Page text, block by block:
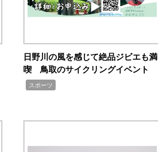
日野川の風を感じて絶品ジビエも満
喫 鳥取のサイクリングイベント
スポーツ